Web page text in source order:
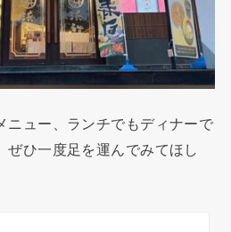
ュー、ランチでもディナーで
ぜひ一度足を運んでみてほし